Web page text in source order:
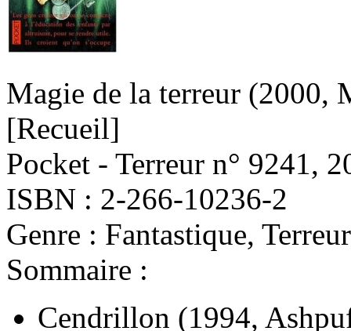
Magie de la terreur (2000,
[Recueil]
Pocket - Terreur n° 9241,
ISBN : 2-266-10236-2
Genre : Fantastique, Terreur
Sommaire :
Cendrillon (1994,